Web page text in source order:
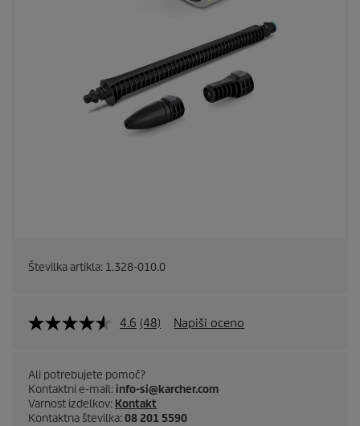
Številka artikla: 1.328-010.0
4.6 (48) Napiši oceno
Ali potrebujete pomoč?
Kontaktni e-mail: info-si@karcher.com
Varnost izdelkov: Kontakt
Kontaktna številka:08 201 5590